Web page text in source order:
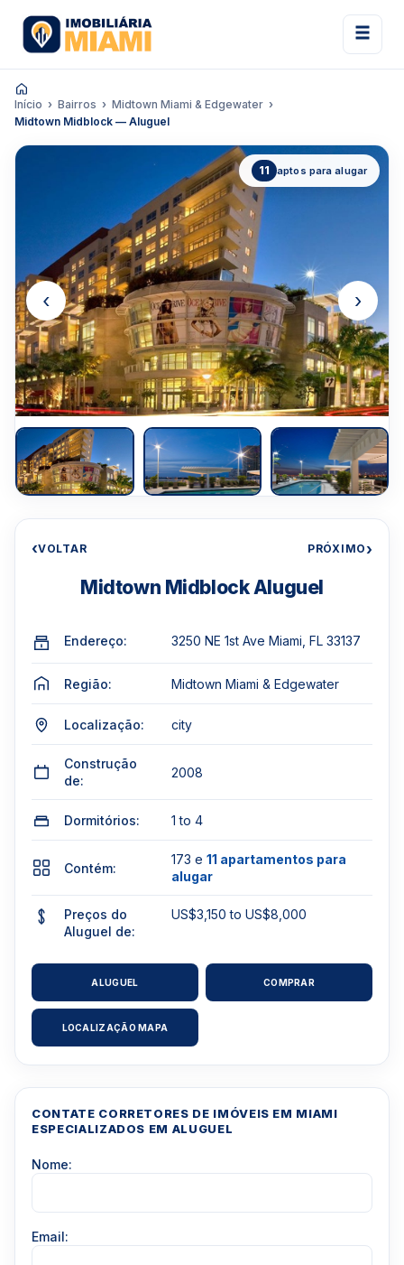
Início Bairros
Midtown Miami & Edgewater
Midtown Midblock — Aluguel
11 aptos para alugar
‹ ›
‹VOLTAR PRÓXIMO›
Midtown Midblock Aluguel
Endereço: 3250 NE 1st Ave Miami, FL 33137
Região: Midtown Miami & Edgewater
Localização: city
Construção
de:
2008
Dormitórios: 1 to 4
Contém:
173 e 11 apartamentos para
alugar
Preços do
Aluguel de:
US$3,150 to US$8,000
ALUGUEL COMPRAR
LOCALIZAÇÃO MAPA
CONTATE CORRETORES DE IMÓVEIS EM MIAMI
ESPECIALIZADOS EM ALUGUEL
Nome:
Email: